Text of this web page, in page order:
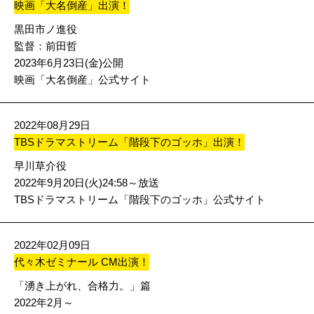
映画「大名倒産」出演！
黒田市ノ進役
監督： 前田哲
2023年6月23日(金)公開
映画「大名倒産」公式サイト
2022年08月29日
TBSドラマストリーム「階段下のゴッホ」出演！
早川草介役
2022年9月20日(火)24:58～放送
TBSドラマストリーム「階段下のゴッホ」公式サイト
2022年02月09日
代々木ゼミナール CM出演！
「湧き上がれ、合格力。」篇
2022年2月～